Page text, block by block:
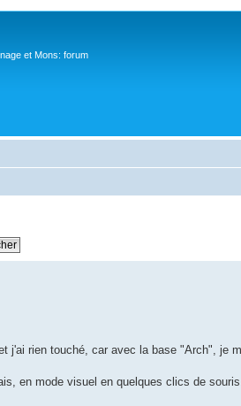
et Mons: forum
j'ai rien touché, car avec la base "Arch", je
en mode visuel en quelques clics de